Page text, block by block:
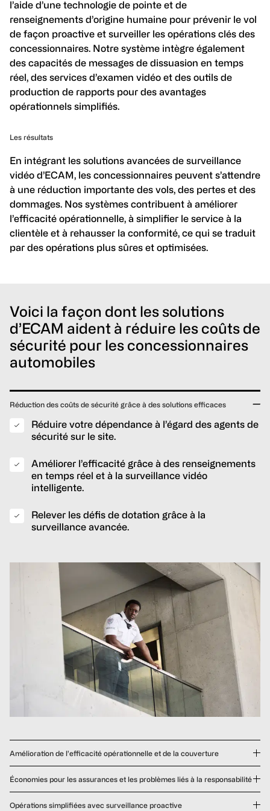
l’aide d’une technologie de pointe et de
renseignements d’origine humaine pour prévenir le vol
de façon proactive et surveiller les opérations clés des
concessionnaires. Notre système intègre également
des capacités de messages de dissuasion en temps
réel, des services d’examen vidéo et des outils de
production de rapports pour des avantages
opérationnels simplifiés.
Les résultats
En intégrant les solutions avancées de surveillance
vidéo d’ECAM, les concessionnaires peuvent s’attendre
à une réduction importante des vols, des pertes et des
dommages. Nos systèmes contribuent à améliorer
l’efficacité opérationnelle, à simplifier le service à la
clientèle et à rehausser la conformité, ce qui se traduit
par des opérations plus sûres et optimisées.
Voici la façon dont les solutions
d’ECAM aident à réduire les coûts de
sécurité pour les concessionnaires
automobiles
Réduction des coûts de sécurité grâce à des solutions efficaces
Réduire votre dépendance à l’égard des agents de
sécurité sur le site.
Améliorer l’efficacité grâce à des renseignements
en temps réel et à la surveillance vidéo
intelligente.
Relever les défis de dotation grâce à la
surveillance avancée.
Amélioration de l’efficacité opérationnelle et de la couverture
emplacements sans augmenter les frais généraux.
Économies pour les assurances et les problèmes liés à la responsabilité
Opérations simplifiées avec surveillance proactive